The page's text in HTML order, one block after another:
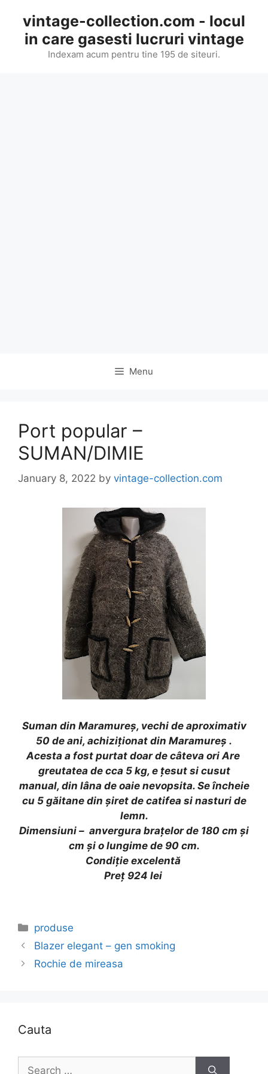
content
vintage-collection.com - locul
in care gasesti lucruri vintage
Indexam acum pentru tine 195 de siteuri.
Menu
Port popular –
SUMAN/DIMIE
January 8, 2022 by vintage-collection.com
Suman din Maramureș, vechi de aproximativ
50 de ani, achiziționat din Maramureș .
Acesta a fost purtat doar de câteva ori Are
greutatea de cca 5 kg, e țesut si cusut
manual, din lâna de oaie nevopsita. Se încheie
cu 5 găitane din șiret de catifea si nasturi de
lemn.
Dimensiuni – anvergura brațelor de 180 cm și
cm și o lungime de 90 cm.
Condiție excelentă
Preț 924 lei
Categories
produse
Blazer elegant – gen smoking
Rochie de mireasa
Cauta
Search